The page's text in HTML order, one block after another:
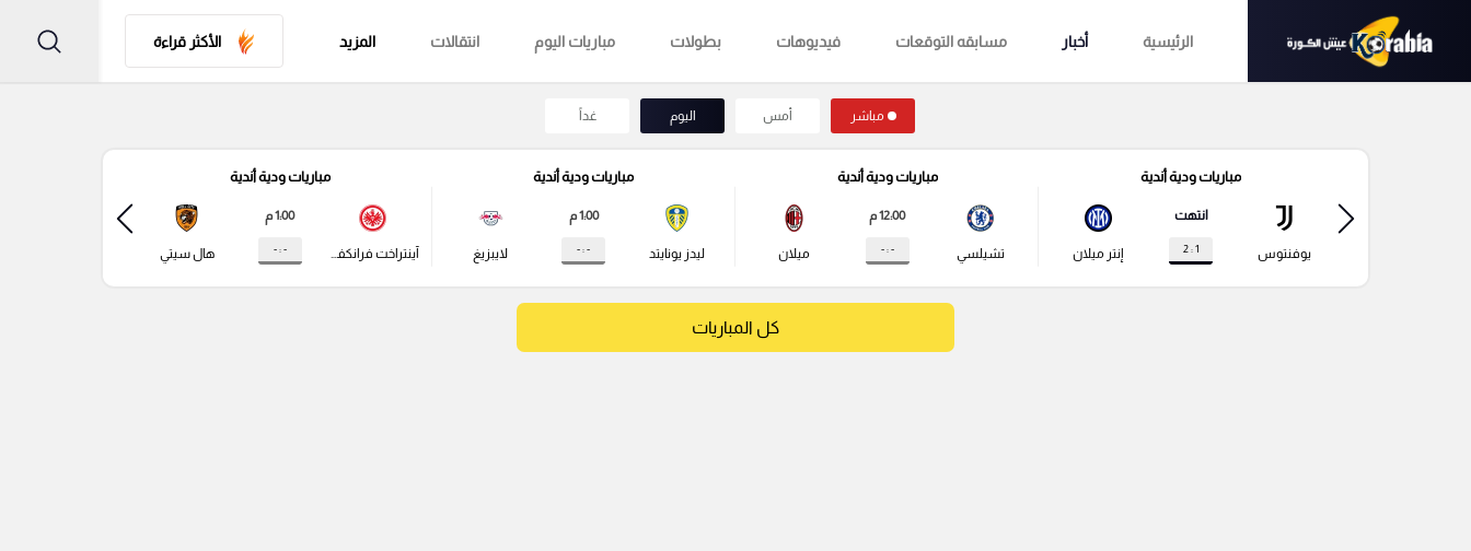
الرئيسية أخبار مسابقه التوقعات فيديوهات بطولات مباريات اليوم انتقالات المزيد الأكثر قراءة
مباشر أمس اليوم غداً
مباريات ودية أندية
يوفنتوس
انتهت
1 : 2 إنتر ميلان
مباريات ودية أندية
تشيلسي
12:00 م
- : - ميلان
مباريات ودية أندية
ليدز يونايتد
1:00 م
- : - لايبزيغ
مباريات ودية أندية
آينتراخت فرانكفورت
1:00 م
- : - هال سيتي
كل المباريات